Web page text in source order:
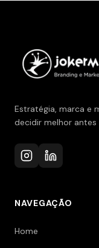
Estratégia, marca e
decidir melhor antes
NAVEGAÇÃO
Home